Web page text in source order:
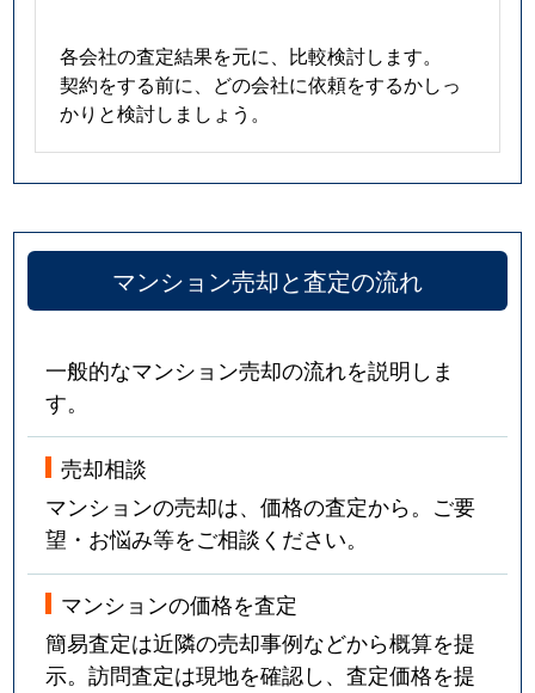
各会社の査定結果を元に、比較検討します。
契約をする前に、どの会社に依頼をするかしっ
かりと検討しましょう。
マンション売却と査定の流れ
一般的なマンション売却の流れを説明しま
す。
売却相談
マンションの売却は、価格の査定から。ご要
望・お悩み等をご相談ください。
マンションの価格を査定
簡易査定は近隣の売却事例などから概算を提
示。訪問査定は現地を確認し、査定価格を提